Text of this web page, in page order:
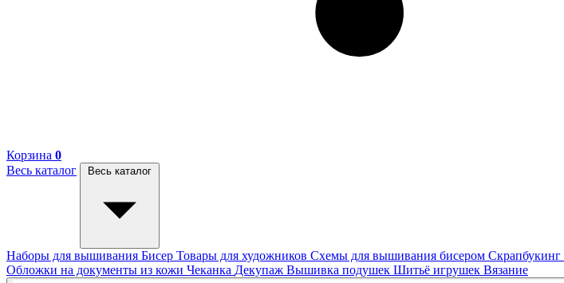
Корзина 0
Весь каталог
Весь каталог
Наборы для вышивания Бисер Товары для художников Схемы для вышивания бисером Скрапбукинг
Обложки на документы из кожи Чеканка Декупаж Вышивка подушек Шитьё игрушек Вязание